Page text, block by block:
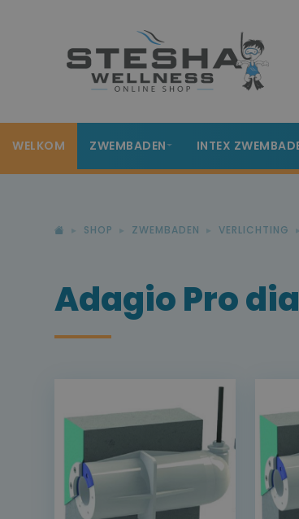
WELKOM ZWEMBADEN INTEX
SHOP ZWEMBADEN VERLICHTING
Adagio Pro